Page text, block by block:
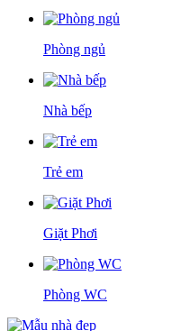
Phòng ngủ
Nhà bếp
Trẻ em
Giặt Phơi
Phòng WC